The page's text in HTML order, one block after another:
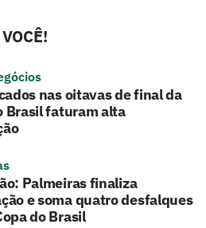
nas oitavas de final da
Brasil faturam alta
Palmeiras finaliza
e soma quatro desfalques
do Brasil